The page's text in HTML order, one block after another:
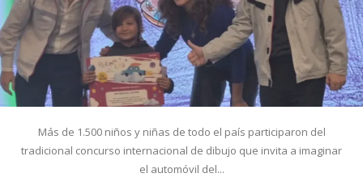
Más de 1.500 niños y niñas de todo el país participaron del
tradicional concurso internacional de dibujo que invita a imaginar
el automóvil del...